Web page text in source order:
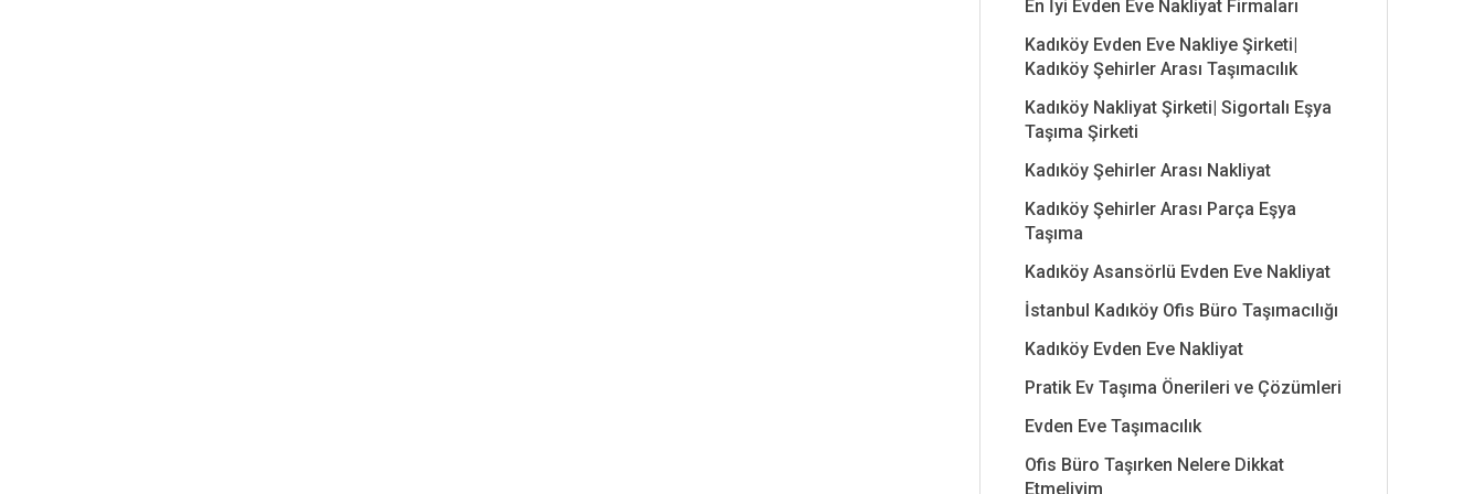
En İyi Evden Eve Nakliyat Firmaları
Kadıköy Evden Eve Nakliye Şirketi|
Kadıköy Şehirler Arası Taşımacılık
Kadıköy Nakliyat Şirketi| Sigortalı Eşya
Taşıma Şirketi
Kadıköy Şehirler Arası Nakliyat
Kadıköy Şehirler Arası Parça Eşya
Taşıma
Kadıköy Asansörlü Evden Eve Nakliyat
İstanbul Kadıköy Ofis Büro Taşımacılığı
Kadıköy Evden Eve Nakliyat
Pratik Ev Taşıma Önerileri ve Çözümleri
Evden Eve Taşımacılık
Ofis Büro Taşırken Nelere Dikkat
Etmeliyim